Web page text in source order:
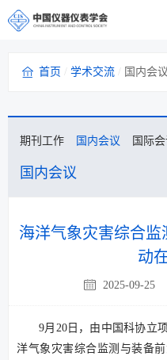
首页 学术交流 国内会议
期刊工作 国内会议 国际
国内会议
海洋气象灾害综合
动
2025-09-25
9月20日，由中国科协立
洋气象灾害综合监测与装备